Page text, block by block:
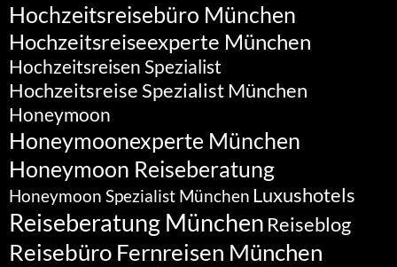
Hochzeitsreisebüro München
Hochzeitsreiseexperte München
Hochzeitsreisen Spezialist
Hochzeitsreise Spezialist München
Honeymoon
Honeymoonexperte München
Honeymoon Reiseberatung
Honeymoon Spezialist München Luxushotels
Reiseberatung München Reiseblog
Reisebüro Fernreisen München